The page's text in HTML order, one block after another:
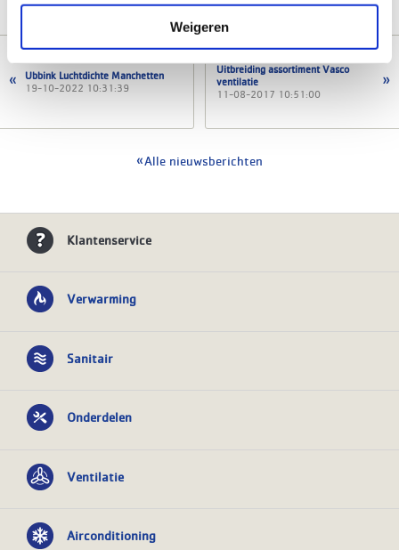
Weigeren
Ubbink Luchtdichte Manchetten
19-10-2022 10:31:39
Uitbreiding assortiment Vasco
ventilatie
11-08-2017 10:51:00
Alle nieuwsberichten
Klantenservice
Verwarming
Sanitair
Onderdelen
Ventilatie
Airconditioning